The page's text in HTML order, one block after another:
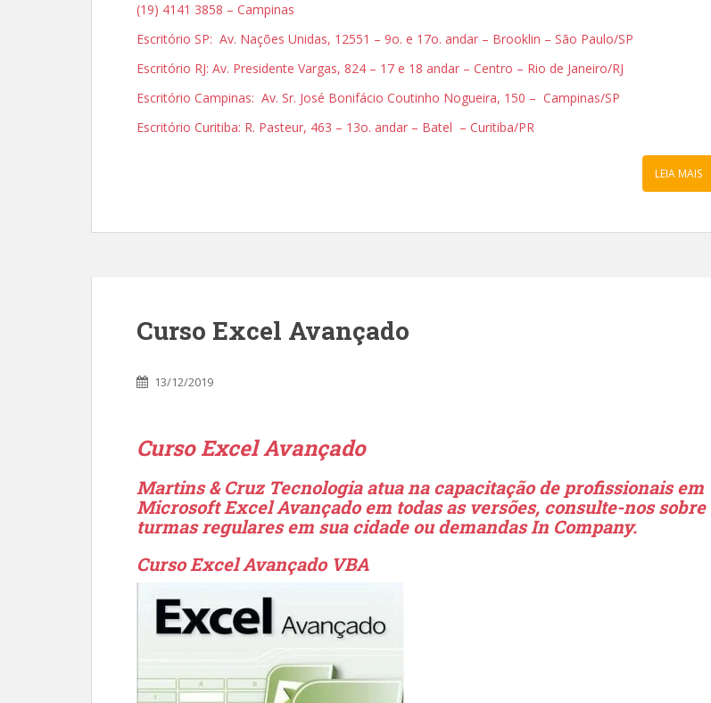
(19) 4141 3858 – Campinas
Escritório SP: Av. Nações Unidas, 12551 – 9o. e 17o. andar – Brooklin – São Paulo/SP
Escritório RJ: Av. Presidente Vargas, 824 – 17 e 18 andar – Centro – Rio de Janeiro/RJ
Escritório Campinas: Av. Sr. José Bonifácio Coutinho Nogueira, 150 – Campinas/SP
Escritório Curitiba: R. Pasteur, 463 – 13o. andar – Batel – Curitiba/PR
LEIA MAIS
Curso Excel Avançado
13/12/2019
Curso Excel Avançado
Martins & Cruz Tecnologia atua na capacitação de profissionais em
Microsoft Excel Avançado em todas as versões, consulte-nos sobre
turmas regulares em sua cidade ou demandas In Company.
Curso Excel Avançado VBA